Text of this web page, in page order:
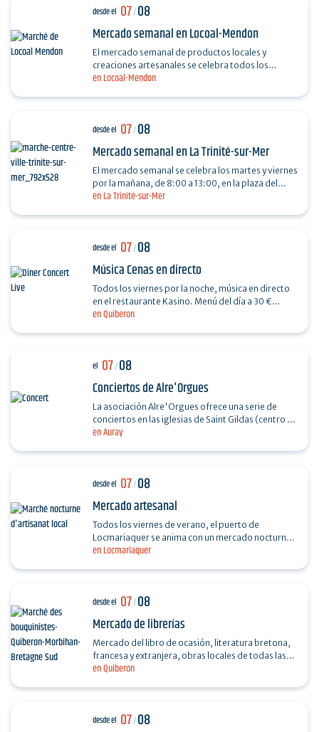
en Locoal-Mendon
desde el 07/08
Mercado semanal en Locoal-Mendon
El mercado semanal de productos locales y
creaciones artesanales se celebra todos los
viernes de 16.30 a 19.00 horas en la plaza de
en La Trinité-sur-Mer
desde el 07/08
Mercado semanal en La Trinité-sur-Mer
El mercado semanal se celebra los martes y viernes
por la mañana, de 8:00 a 13:00, en la plaza del
Voulien.
en Quiberon
desde el 07/08
Música Cenas en directo
Todos los viernes por la noche, música en directo
en el restaurante Kasino. Menú del día a 30 €
(plato principal + postre) + 7 € de entrada…
en Auray
el 07/08
Conciertos de Alre'Orgues
La asociación Alre'Orgues ofrece una serie de
conciertos en las iglesias de Saint Gildas (centro de
en Locmariaquer
desde el 07/08
Mercado artesanal
Todos los viernes de verano, el puerto de
Locmariaquer se anima con un mercado nocturno
de artesanía local. Los músicos que deseen venir a
en Quiberon
desde el 07/08
Mercado de librerías
Mercado del libro de ocasión, literatura bretona,
francesa y extranjera, obras locales de todas las
épocas y colecciones...
desde el 07/08